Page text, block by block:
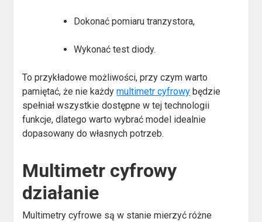
Dokonać pomiaru tranzystora,
Wykonać test diody.
To przykładowe możliwości, przy czym warto
pamiętać, że nie każdymultimetr cyfrowy będzie
spełniał wszystkie dostępne w tej technologii
funkcje, dlatego warto wybrać model idealnie
dopasowany do własnych potrzeb.
Multimetr cyfrowy
działanie
Multimetry cyfrowe są w stanie mierzyć różne